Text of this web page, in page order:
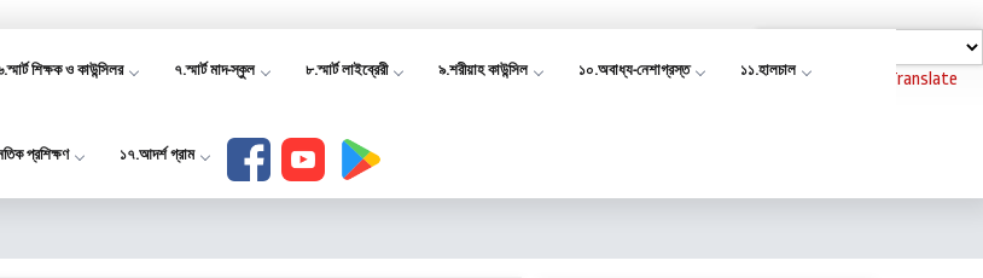
Powered by Translate
শিক্ষক ও কাউন্সিলর ৭.স্মার্ট মাদ-স্কুল ৮.স্মার্ট লাইব্রেরী ৯.শরীয়াহ কাউন্সিল ১০.অবাধ্য-নেশাগ্রস্ত ১১.হালচাল
প্রশিক্ষণ ১৭.আদর্শ গ্রাম